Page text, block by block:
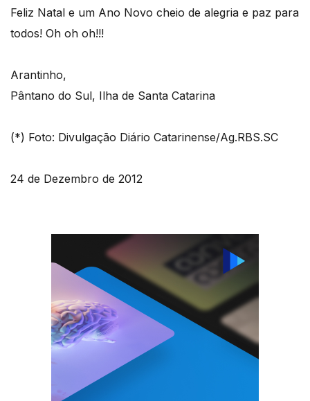
Feliz Natal e um Ano Novo cheio de alegria e paz para
todos! Oh oh oh!!!
Arantinho,
Pântano do Sul, Ilha de Santa Catarina
(*) Foto: Divulgação Diário Catarinense/Ag.RBS.SC
24 de Dezembro de 2012